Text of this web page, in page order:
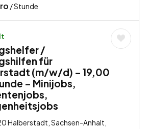
/ Stunde
/
für
(m/w/d) – 19,00
– Minijobs,
Halberstadt, Sachsen-Anhalt,